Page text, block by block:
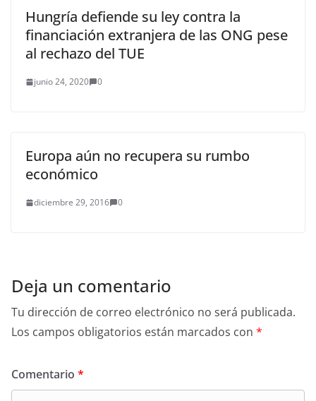
Hungría defiende su ley contra la
financiación extranjera de las ONG pese
al rechazo del TUE
junio 24, 2020 0
Europa aún no recupera su rumbo
económico
diciembre 29, 2016 0
Deja un comentario
Tu dirección de correo electrónico no será publicada.
Los campos obligatorios están marcados con *
Comentario *